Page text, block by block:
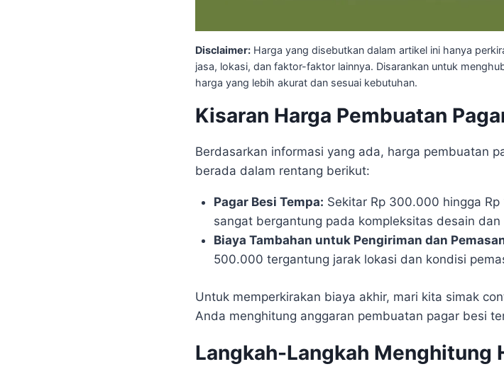
Disclaimer: Harga yang disebutkan dalam artikel ini hanya
jasa, lokasi, dan faktor-faktor lainnya. Disarankan untuk
harga yang lebih akurat dan sesuai kebutuhan.
Kisaran Harga Pembuatan
Berdasarkan informasi yang ada, harga pembuatan
berada dalam rentang berikut:
Pagar Besi Tempa: Sekitar Rp 300.000 hingga
sangat bergantung pada kompleksitas desain
Biaya Tambahan untuk Pengiriman dan
500.000 tergantung jarak lokasi dan kondisi
Untuk memperkirakan biaya akhir, mari kita simak
Anda menghitung anggaran pembuatan pagar besi
Langkah-Langkah Menghitung